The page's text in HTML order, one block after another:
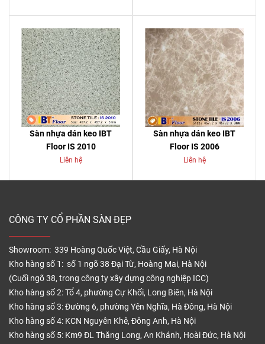
Sàn nhựa dán keo IBT
Floor IS 2010
Liên hệ
Sàn nhựa dán keo IBT
Floor IS 2006
Liên hệ
CÔNG TY CỔ PHẦN SÀN ĐẸP
Showroom: 339 Hoàng Quốc Việt, Cầu Giấy, Hà Nội
Kho hàng số 1: số 1 ngõ 38 Đại Từ, Hoàng Mai, Hà Nội
(Cuối ngõ 38, trong công ty xây dựng công nghiệp ICC)
Kho hàng số 2: Tổ 4, phường Cự Khối, Long Biên, Hà Nội
Kho hàng số 3: Đường 6, phường Yên Nghĩa, Hà Đông, Hà Nội
Kho hàng số 4: KCN Nguyên Khê, Đông Anh, Hà Nội
Kho hàng số 5: Km9 ĐL Thăng Long, An Khánh, Hoài Đức, Hà Nội